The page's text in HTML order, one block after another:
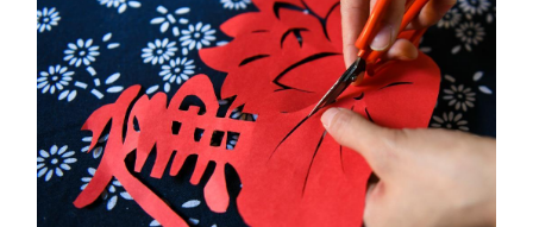
思客智库 全球连线 教育
科技 科创 量子 体育
文化 书画 健康 军事
访谈 视频 图片
法律 中央文件 汽车